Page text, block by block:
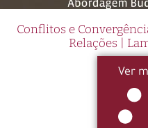
Conflitos e
Relações |
Ver